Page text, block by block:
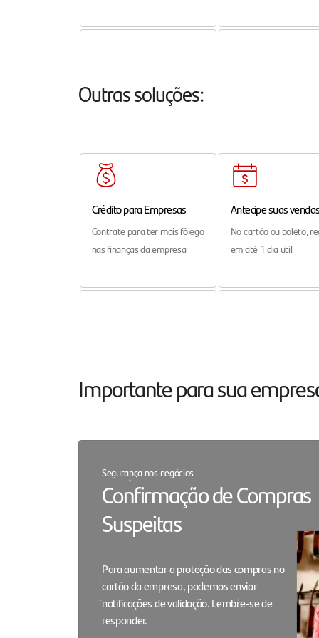
Folha de Pagamento
Programe e simplifique
Outras soluções:
Crédito para Empresas
Contrate para ter mais fôlego
nas finanças da empresa
Antecipe suas vendas
No cartão ou boleto,
em até 1 dia útil
para ajudar nos negócios
um serviço
Importante para sua
Segurança nos negócios
Confirmação de Compras
Suspeitas
Para aumentar a proteção das compras no
cartão da empresa, podemos enviar
notificações de validação. Lembre-se de
responder.